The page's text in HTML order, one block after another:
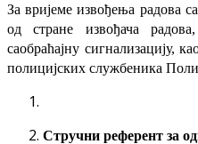
За вријеме извођења радова
од стране извођача
саобраћајну сигнализацију,
полицијских службеника
Стручни референт за